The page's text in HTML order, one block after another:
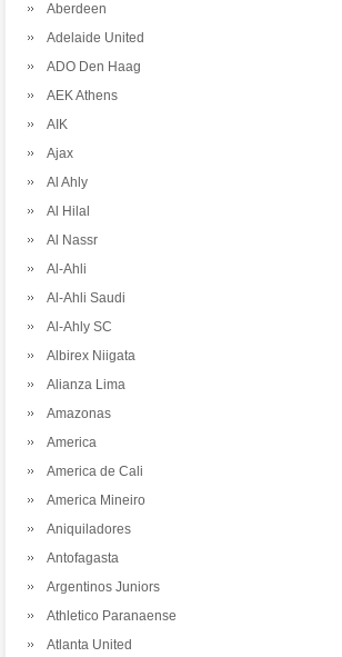
Aberdeen
Adelaide United
ADO Den Haag
AEK Athens
AIK
Ajax
Al Ahly
Al Hilal
Al Nassr
Al-Ahli
Al-Ahli Saudi
Al-Ahly SC
Albirex Niigata
Alianza Lima
Amazonas
America
America de Cali
America Mineiro
Aniquiladores
Antofagasta
Argentinos Juniors
Athletico Paranaense
Atlanta United